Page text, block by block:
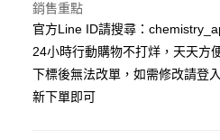
LINE Pay
Apple Pay
街口支付
銷售重點
官方Line ID請搜尋：
24小時行動購物不打烊，天天方
下標後無法改單，如需修改請登
新下單即可